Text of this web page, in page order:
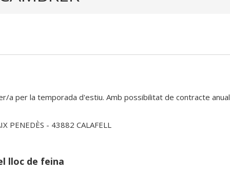
a per la temporada d'estiu. Amb possibilitat de contracte anual
PENEDÈS - 43882 CALAFELL
lloc de feina